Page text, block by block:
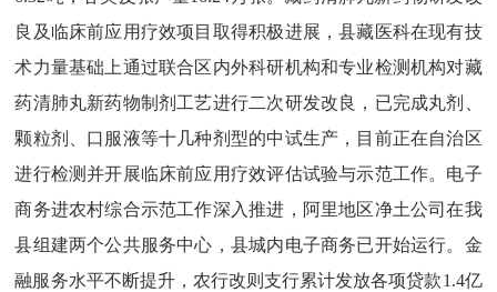
良及临床前应用疗效项目取得积极进展，县藏医科在现有技
术力量基础上通过联合区内外科研机构和专业检测机构对藏
药清肺丸新药物制剂工艺进行二次研发改良，已完成丸剂、
颗粒剂、口服液等十几种剂型的中试生产，目前正在自治区
进行检测并开展临床前应用疗效评估试验与示范工作。电子
商务进农村综合示范工作深入推进，阿里地区净土公司在我
县组建两个公共服务中心，县城内电子商务已开始运行。金
融服务水平不断提升，农行改则支行累计发放各项贷款1.4亿